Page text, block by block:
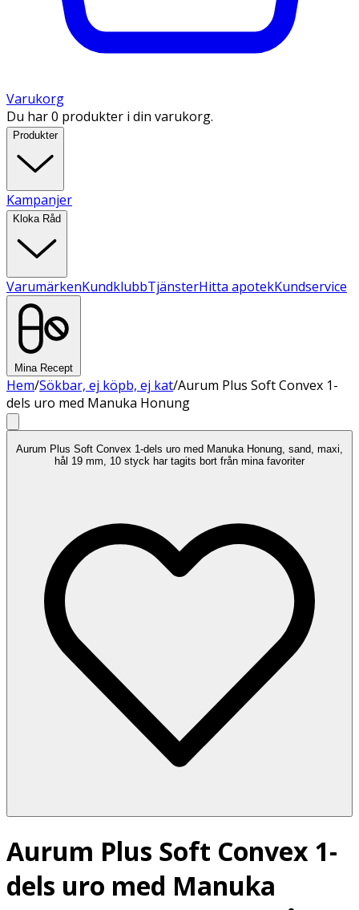
Varukorg
Du har 0 produkter i din varukorg.
Produkter
Kampanjer
Kloka Råd
VarumärkenKundklubbTjänsterHitta apotekKundservice
Mina Recept
Hem/Sökbar, ej köpb, ej kat/Aurum Plus Soft Convex 1-
dels uro med Manuka Honung
Aurum Plus Soft Convex 1-dels uro med Manuka Honung, sand, maxi,
hål 19 mm, 10 styck har tagits bort från mina favoriter
Aurum Plus Soft Convex 1-
dels uro med Manuka